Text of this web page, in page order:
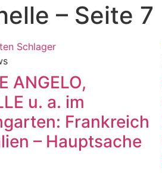
– Seite 7
ANGELO,
u. a. im
Frankreich
– Hauptsache